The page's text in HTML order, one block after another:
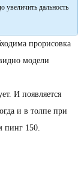
увеличить дальность
прорисовка
модели
И появляется
и в толпе при
пинг 150.